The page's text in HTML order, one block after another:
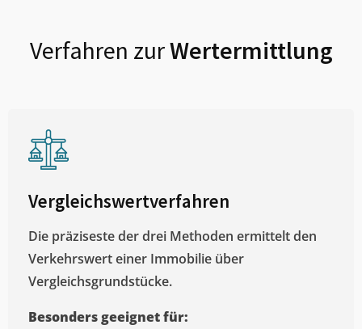
Verfahren zurWertermittlung
Vergleichswertverfahren
Die präziseste der drei Methoden ermittelt den
Verkehrswert einer Immobilie über
Vergleichsgrundstücke.
Besonders geeignet für: